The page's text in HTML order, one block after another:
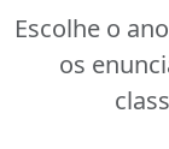
Escolhe o
os